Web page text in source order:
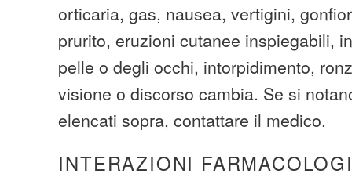
orticaria, gas, nausea, vertigini,
prurito, eruzioni cutanee inspiegabili,
pelle o degli occhi, intorpidimento,
visione o discorso cambia. Se si
elencati sopra, contattare il medico.
INTERAZIONI